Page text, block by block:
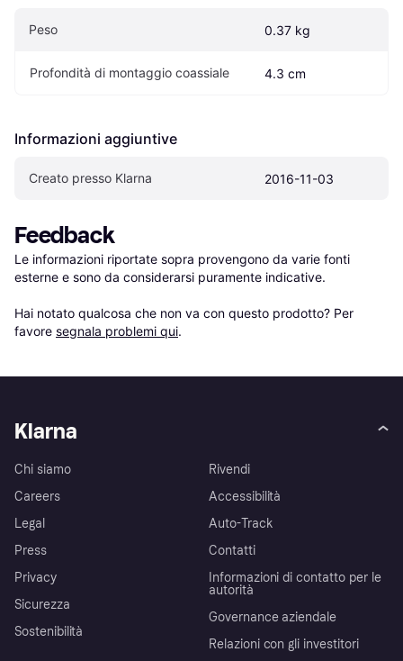
Peso 0.37 kg
Profondità di montaggio coassiale 4.3 cm
Informazioni aggiuntive
Creato presso Klarna 2016-11-03
Feedback
Le informazioni riportate sopra provengono da varie fonti
esterne e sono da considerarsi puramente indicative.
Hai notato qualcosa che non va con questo prodotto? Per
favore segnala problemi qui.
Klarna
Chi siamo
Careers
Legal
Press
Privacy
Sicurezza
Sostenibilità
Rivendi
Accessibilità
Auto-Track
Contatti
Informazioni di contatto per le
autorità
Governance aziendale
Relazioni con gli investitori